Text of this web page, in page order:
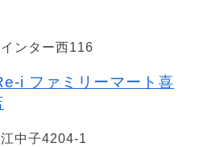
ンター西116
i ファミリーマート喜
中子4204-1